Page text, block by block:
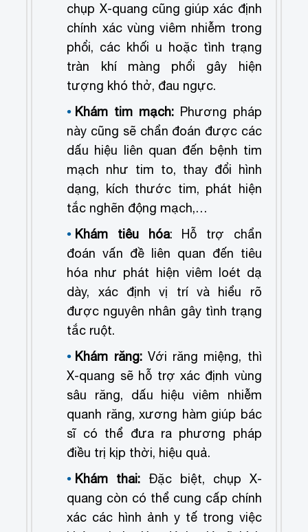
chụp X-quang cũng giúp xác định
chính xác vùng viêm nhiễm trong
phổi, các khối u hoặc tình trạng
tràn khí màng phổi gây hiện
tượng khó thở, đau ngực.
Khám tim mạch: Phương pháp
này cũng sẽ chẩn đoán được các
dấu hiệu liên quan đến bệnh tim
mạch như tim to, thay đổi hình
dạng, kích thước tim, phát hiện
tắc nghẽn động mạch,…
Khám tiêu hóa: Hỗ trợ chẩn
đoán vấn đề liên quan đến tiêu
hóa như phát hiện viêm loét dạ
dày, xác định vị trí và hiểu rõ
được nguyên nhân gây tình trạng
tắc ruột.
Khám răng:Với răng miệng, thì
X-quang sẽ hỗ trợ xác định vùng
sâu răng, dấu hiệu viêm nhiễm
quanh răng, xương hàm giúp bác
sĩ có thể đưa ra phương pháp
điều trị kịp thời, hiệu quả.
Khám thai: Đặc biệt, chụp X-
quang còn có thể cung cấp chính
xác các hình ảnh y tế trong việc